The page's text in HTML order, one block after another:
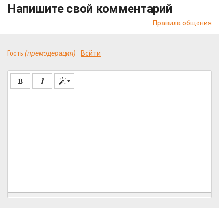
Напишите свой комментарий
Правила общения
Гость (премодерация) Войти